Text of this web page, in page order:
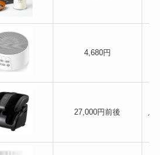
4,680円
27,000円前後
／